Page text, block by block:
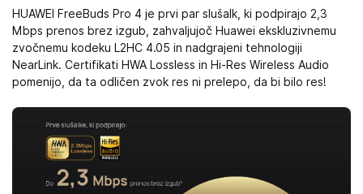
HUAWEI FreeBuds Pro 4 je prvi par slušalk, ki podpirajo 2,3
Mbps prenos brez izgub, zahvaljujoč Huawei ekskluzivnemu
zvočnemu kodeku L2HC 4.05 in nadgrajeni tehnologiji
NearLink. Certifikati HWA Lossless in Hi-Res Wireless Audio
pomenijo, da ta odličen zvok res ni prelepo, da bi bilo res!